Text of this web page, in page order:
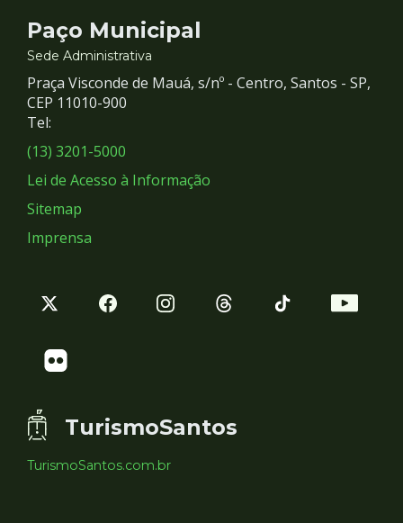
Contato
e
Redes
Sociais
Paço Municipal
Sede Administrativa
Praça Visconde de Mauá, s/nº - Centro, Santos - SP,
CEP 11010-900
Tel:
(13) 3201-5000
Lei de Acesso à Informação
Sitemap
Imprensa
TurismoSantos
TurismoSantos.com.br